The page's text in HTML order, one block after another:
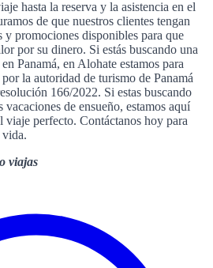
hasta la reserva y la asistencia en el
de que nuestros clientes tengan
y promociones disponibles para que
por su dinero. Si estás buscando una
Panamá, en Alohate estamos para
la autoridad de turismo de Panamá
166/2022. Si estas buscando
de ensueño, estamos aquí
viaje perfecto. Contáctanos hoy para
vida.
viajas